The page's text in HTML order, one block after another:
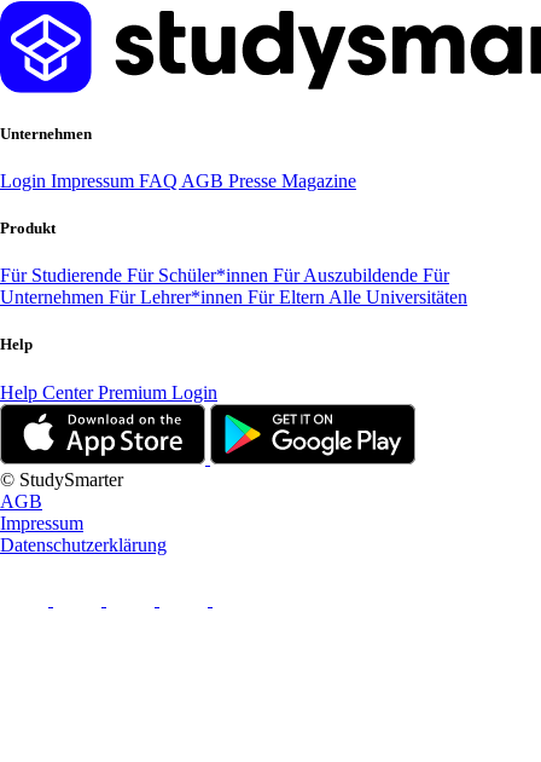
Unternehmen
Login Impressum FAQ AGB Presse Magazine
Produkt
Für Studierende Für Schüler*innen Für Auszubildende Für
Unternehmen Für Lehrer*innen Für Eltern Alle Universitäten
Help
Help CenterPremium Login
© StudySmarter
AGB
Impressum
Datenschutzerklärung